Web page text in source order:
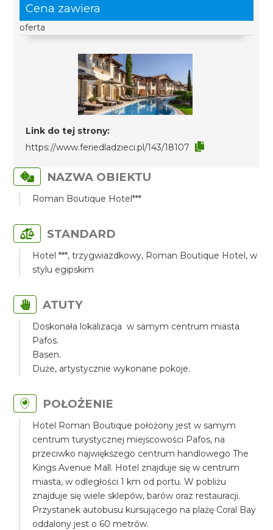
Cena zawiera
oferta
Link do tej strony:
https://www.feriedladzieci.pl/143/18107
NAZWA OBIEKTU
Roman Boutique Hotel***
STANDARD
Hotel ***, trzygwiazdkowy, Roman Boutique Hotel, w
stylu egipskim
ATUTY
Doskonała lokalizacja w samym centrum miasta
Pafos.
Basen.
Duże, artystycznie wykonane pokoje.
POŁOŻENIE
Hotel Roman Boutique położony jest w samym
centrum turystycznej miejscowości Pafos, na
przeciwko największego centrum handlowego The
Kings Avenue Mall. Hotel znajduje się w centrum
miasta, w odległości 1 km od portu. W pobliżu
znajduje się wiele sklepów, barów oraz restauracji.
Przystanek autobusu kursującego na plażę Coral Bay
oddalony jest o 60 metrów.